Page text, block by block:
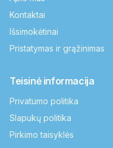
Kontaktai
Išsimokėtinai
Pristatymas ir grąžinimas
Teisinė informacija
Privatumo politika
Slapukų politika
Pirkimo taisyklės